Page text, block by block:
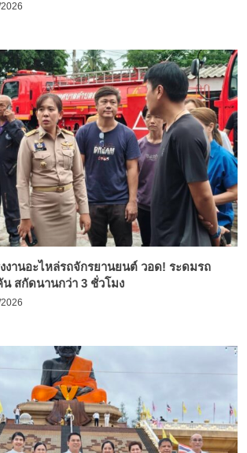
งานอะไหล่รถจักรยานยนต์ วอด! ระดมรถ
น สกัดนานกว่า 3 ชั่วโมง